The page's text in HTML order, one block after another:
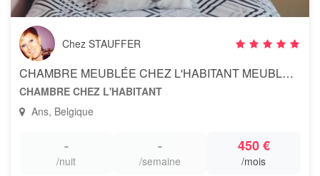
Chez STAUFFER
CHAMBRE MEUBLÉE CHEZ L'HABITANT MEUBLEE - 1 PERSONNE
CHAMBRE CHEZ L'HABITANT
Ans, Belgique
-
/nuit
-
/semaine
450 €
/mois